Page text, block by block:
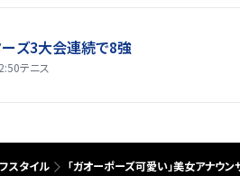
ーズ3大会連続で8強
テニス
スタイル 「ガオーポーズ可愛い」美女アナウ